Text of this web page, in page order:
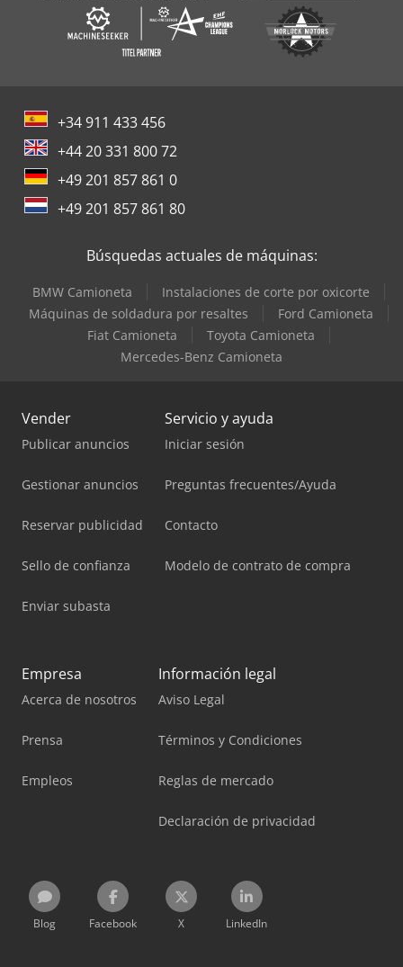
+34 911 433 456
+44 20 331 800 72
+49 201 857 861 0
+49 201 857 861 80
Búsquedas actuales de máquinas:
BMW Camioneta
Instalaciones de corte por oxicorte
Máquinas de soldadura por resaltes
Ford Camioneta
Fiat Camioneta
Toyota Camioneta
Mercedes-Benz Camioneta
Vender
Publicar anuncios
Gestionar anuncios
Reservar publicidad
Sello de confianza
Enviar subasta
Servicio y ayuda
Iniciar sesión
Preguntas frecuentes/Ayuda
Contacto
Modelo de contrato de compra
Empresa
Acerca de nosotros
Prensa
Empleos
Información legal
Aviso Legal
Términos y Condiciones
Reglas de mercado
Declaración de privacidad
Blog Facebook X LinkedIn